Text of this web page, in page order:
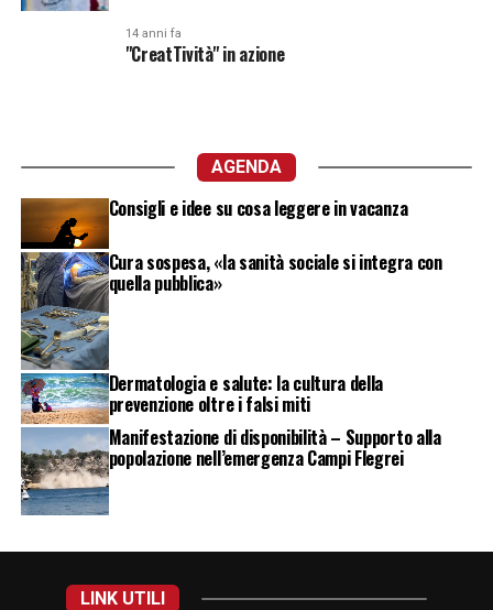
14 anni fa
"CreatTività" in azione
AGENDA
Consigli e idee su cosa leggere in vacanza
Cura sospesa, «la sanità sociale si integra con
quella pubblica»
Dermatologia e salute: la cultura della
prevenzione oltre i falsi miti
Manifestazione di disponibilità – Supporto alla
popolazione nell’emergenza Campi Flegrei
LINK UTILI